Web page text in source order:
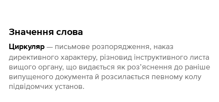
Значення слова
Циркуляр— письмове розпорядження, наказ
директивного характеру, різновид інструктивного листа
вищого органу, що видається як роз’яснення до раніше
випущеного документа й розсилається певному колу
підвідомчих установ.